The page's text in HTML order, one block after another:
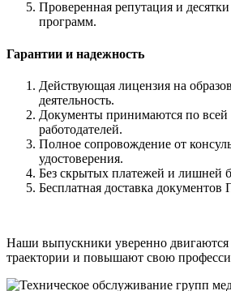
Проверенная репутация и
программ.
Гарантии и надежность
Действующая лицензия на
деятельность.
Документы принимаются по всей
работодателей.
Полное сопровождение от
удостоверения.
Без скрытых платежей и лишней
Бесплатная доставка документов
Наши выпускники уверенно двигаются
траектории и повышают свою